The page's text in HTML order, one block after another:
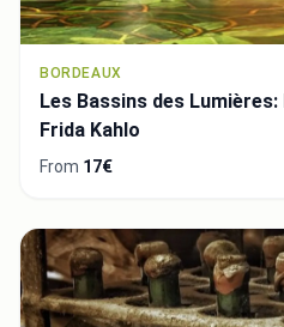
BORDEAUX
Les Bassins des
Frida Kahlo
From 17€